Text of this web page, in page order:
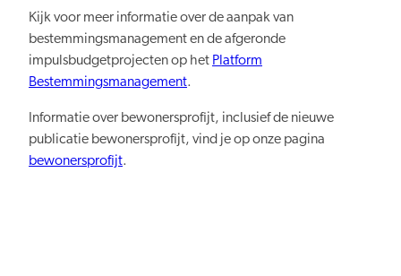
Kijk voor meer informatie over de aanpak van
bestemmingsmanagement en de afgeronde
impulsbudgetprojecten op het Platform
Bestemmingsmanagement.
Informatie over bewonersprofijt, inclusief de nieuwe
publicatie bewonersprofijt, vind je op onze pagina
bewonersprofijt.